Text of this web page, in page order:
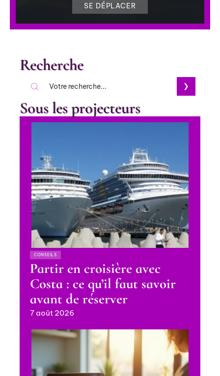
SE DÉPLACER
Recherche
Sous les projecteurs
CONSEILS
Partir en croisière avec
Costa : ce qu’il faut savoir
avant de réserver
7 août 2026